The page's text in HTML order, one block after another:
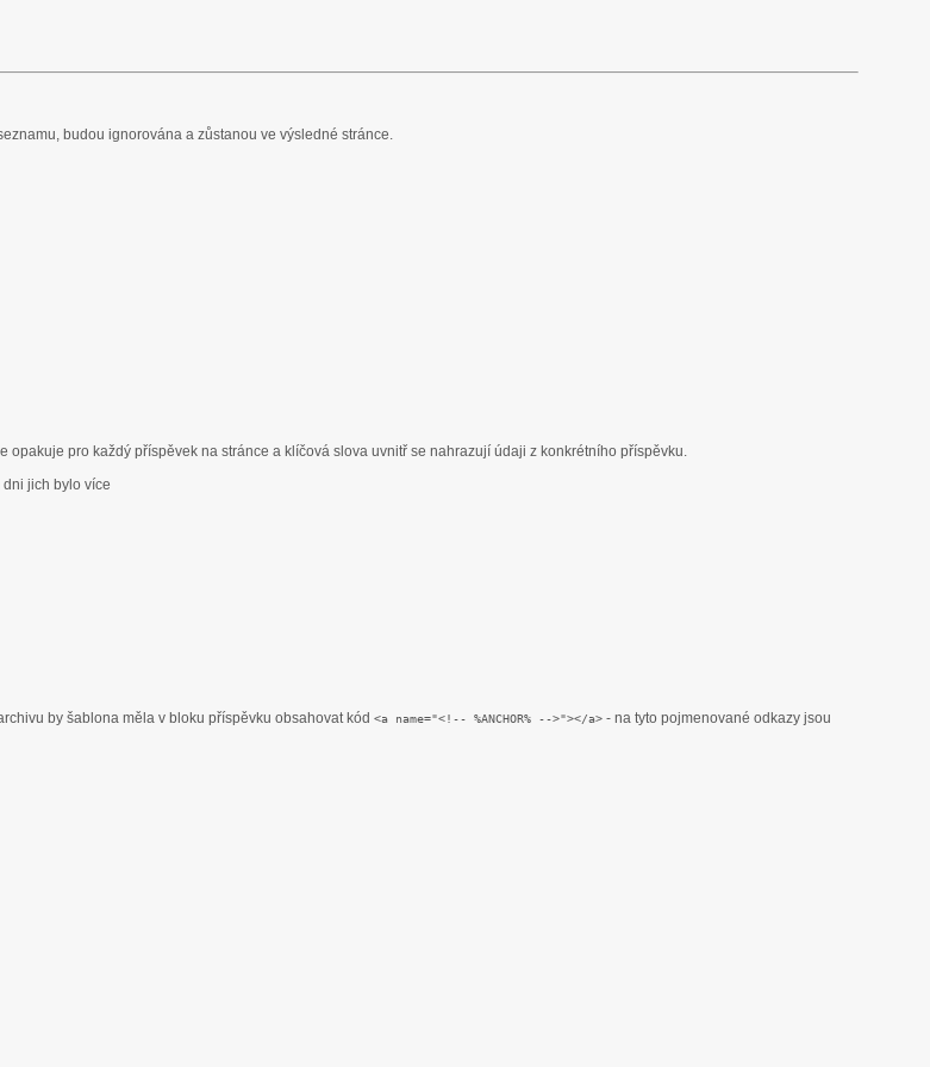
budou ignorována a zůstanou ve výsledné stránce.
opakuje pro každý příspěvek na stránce a klíčová slova uvnitř se nahrazují údaji z konkrétního příspěvku.
jich bylo více
by šablona měla v bloku příspěvku obsahovat kód <a name="<!-- %ANCHOR% -->"></a> - na tyto pojmenované odkazy jsou